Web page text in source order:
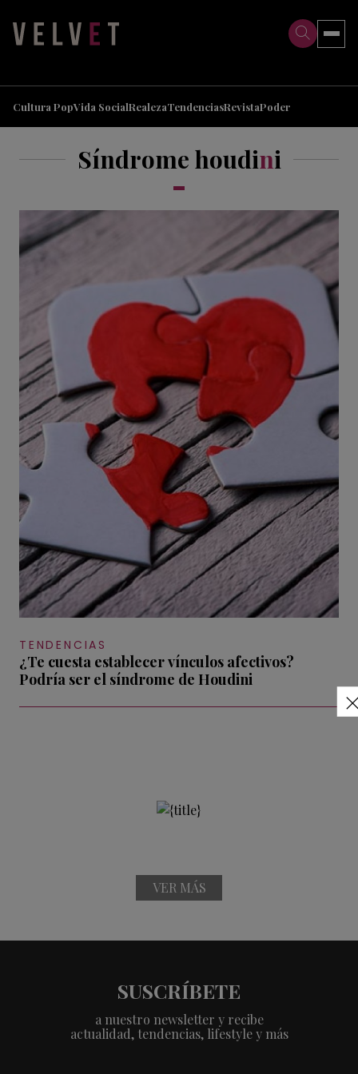
Cultura PopVida SocialRealezaTendenciasRevistaPoder
Síndrome houdini
TENDENCIAS
¿Te cuesta establecer vínculos afectivos?
Podría ser el síndrome de Houdini
VER MÁS
SUSCRÍBETE
a nuestro newsletter y recibe
actualidad, tendencias, lifestyle y más